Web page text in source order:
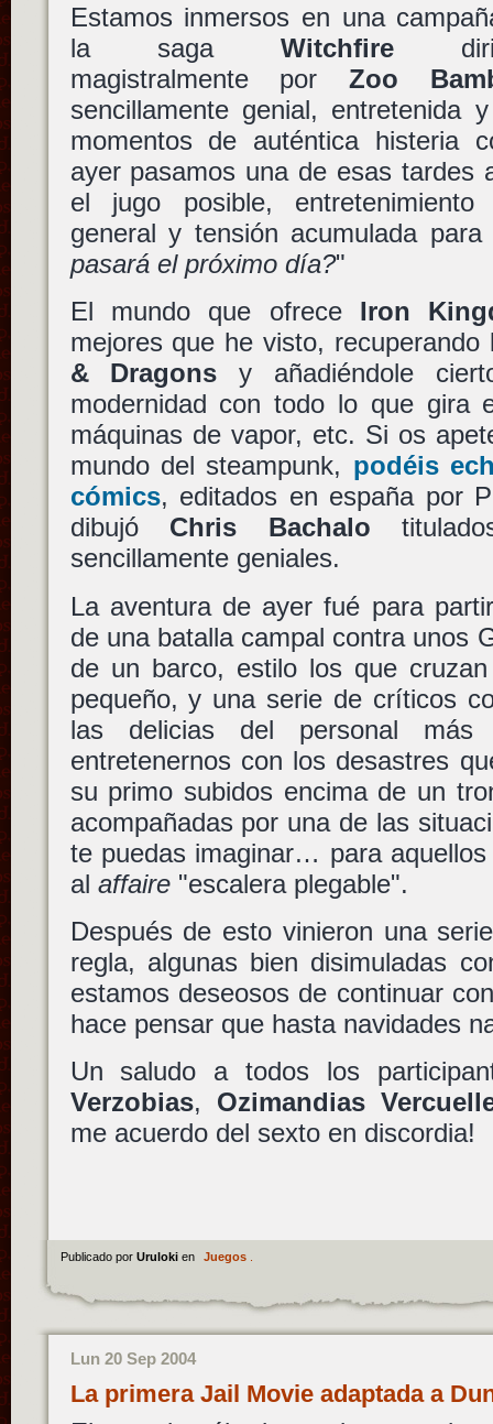
Estamos inmersos en una
la saga Witchfire
magistralmente porZoo
sencillamente genial, entretenida
momentos de auténtica histeria
ayer pasamos una de esas tardes
el jugo posible,
general y tensión acumulada
pasará el próximo día?"
El mundo que ofrece Iron
mejores que he visto,
& Dragons y añadiéndole
modernidad con todo lo que gira
máquinas de vapor, etc. Si os
mundo del steampunk, podéis
cómics, editados en españa por
dibujó Chris Bachalo
sencillamente geniales.
La aventura de ayer fué para
de una batalla campal contra unos
de un barco, estilo los que
pequeño, y una serie de críticos
las delicias del personal más
entretenernos con los desastres
su primo subidos encima de un
acompañadas por una de las
te puedas imaginar… para
al affaire"escalera plegable".
Después de esto vinieron una
regla, algunas bien disimuladas
estamos deseosos de continuar
hace pensar que hasta navidades
Un saludo a todos los
Verzobias, Ozimandias
me acuerdo del sexto en discordia!
Publicado por Uruloki en Juegos.
Lun 20 Sep 2004
La primera Jail Movie adaptada a